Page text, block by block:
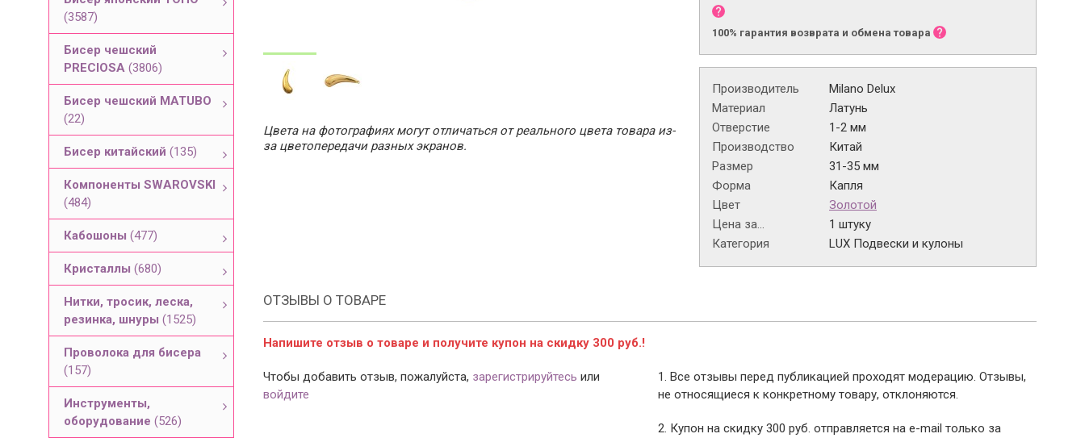
(3587)
Бисер чешский
PRECIOSA (3806)
Бисер чешский MATUBO
(22)
Бисер китайский (135)
Компоненты SWAROVSKI
(484)
Кабошоны (477)
Кристаллы (680)
Нитки, тросик, леска,
резинка, шнуры (1525)
Проволока для бисера
(157)
Инструменты,
оборудование (526)
Цвета на фотографиях могут отличаться от реального цвета товара из-
за цветопередачи разных экранов.
100% гарантия возврата и обмена товара
Производитель
Milano Delux
Материал
Латунь
Отверстие
1-2 мм
Производство
Китай
Размер
31-35 мм
Форма
Капля
Цвет
Золотой
Цена за...
1 штуку
Категория
LUX Подвески и кулоны
ОТЗЫВЫ О ТОВАРЕ
Напишите отзыв о товаре и получите купон на скидку 300 руб.!
Чтобы добавить отзыв, пожалуйста, зарегистрируйтесь или
войдите
1. Все отзывы перед публикацией проходят модерацию. Отзывы,
не относящиеся к конкретному товару, отклоняются.
2. Купон на скидку 300 руб. отправляется на e-mail только за